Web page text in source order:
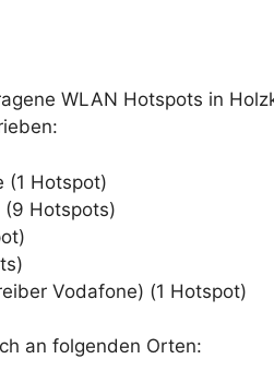
WLAN Hotspots in
(1 Hotspot)
(9 Hotspots)
Vodafone) (1 Hotspot)
an folgenden Orten: